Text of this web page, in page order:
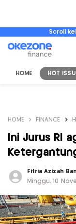
Scroll
HOME HOT
HOME FINANCE
Ini Jurus RI
Fitria Azizah
Minggu, 10